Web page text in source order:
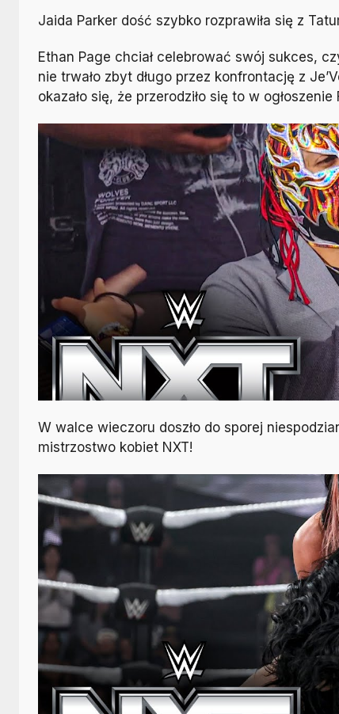
Jaida Parker dość szybko rozprawiła się z
Ethan Page chciał celebrować swój sukces,
nie trwało zbyt długo przez konfrontację z
okazało się, że przerodziło się to w
W walce wieczoru doszło do sporej
mistrzostwo kobiet NXT!